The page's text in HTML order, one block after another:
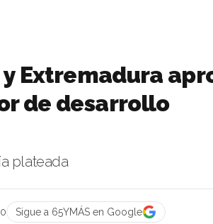
Extremadura
de desarrollo
plateada
Sigue a 65YMÁS en Google